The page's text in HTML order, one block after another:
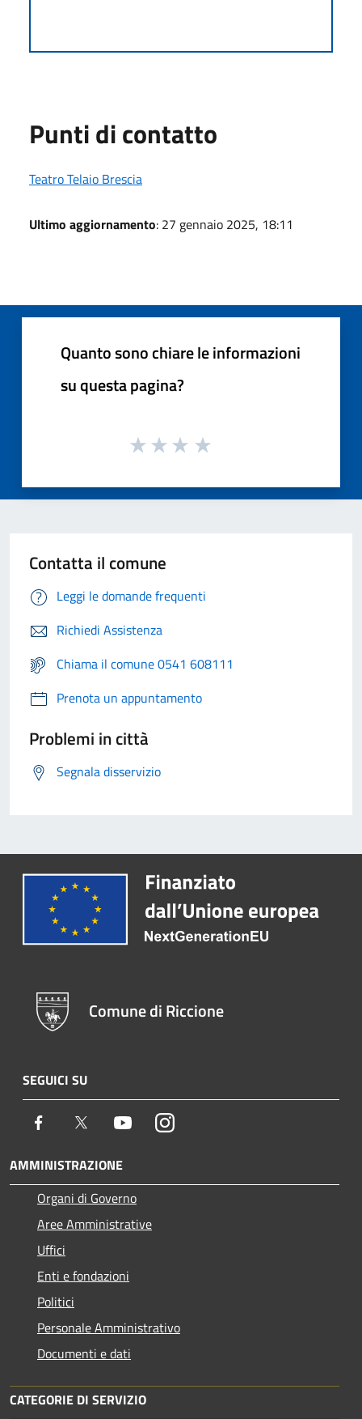
Punti di contatto
Teatro Telaio Brescia
Ultimo aggiornamento: 27 gennaio 2025, 18:11
Quanto sono chiare le informazioni
su questa pagina?
Contatta il comune
Leggi le domande frequenti
Richiedi Assistenza
Chiama il comune 0541 608111
Prenota un appuntamento
Problemi in città
Segnala disservizio
Comune di Riccione
SEGUICI SU
Facebook Twitter YoutubeInstagram
AMMINISTRAZIONE
Organi di Governo
Aree Amministrative
Uffici
Enti e fondazioni
Politici
Personale Amministrativo
Documenti e dati
CATEGORIE DI SERVIZIO